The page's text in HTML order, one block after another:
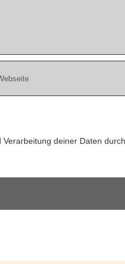
deiner Daten